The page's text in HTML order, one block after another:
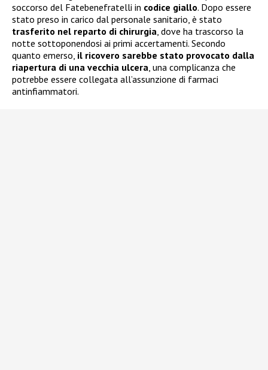
soccorso del Fatebenefratelli in codice giallo. Dopo essere
stato preso in carico dal personale sanitario, è stato
trasferito nel reparto di chirurgia , dove ha trascorso la
notte sottoponendosi ai primi accertamenti. Secondo
quanto emerso, il ricovero sarebbe stato provocato dalla
riapertura di una vecchia ulcera , una complicanza che
potrebbe essere collegata all’assunzione di farmaci
antinfiammatori.